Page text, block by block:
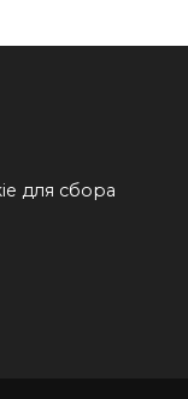
для сбора